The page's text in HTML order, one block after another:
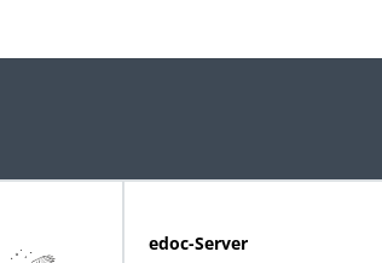
edoc-Server